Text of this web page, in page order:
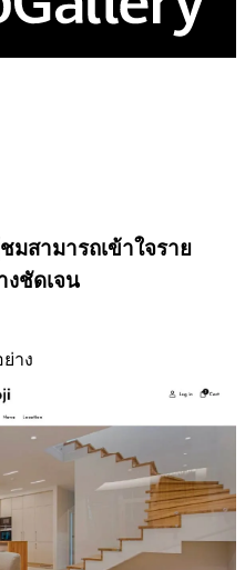
มสามารถเข้าใจราย
งชัดเจน
าง